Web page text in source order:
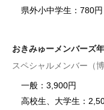
県外小中学生：780円
おきみゅーメンバーズ
スペシャルメンバー（
一般：3,900円
高校生、大学生：